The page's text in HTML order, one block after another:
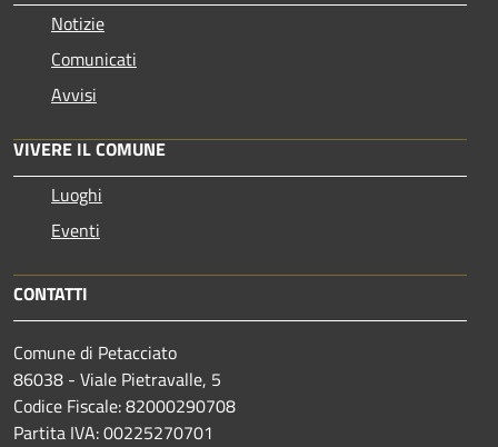
Notizie
Comunicati
Avvisi
VIVERE IL COMUNE
Luoghi
Eventi
CONTATTI
Comune di Petacciato
86038 - Viale Pietravalle, 5
Codice Fiscale: 82000290708
Partita IVA: 00225270701